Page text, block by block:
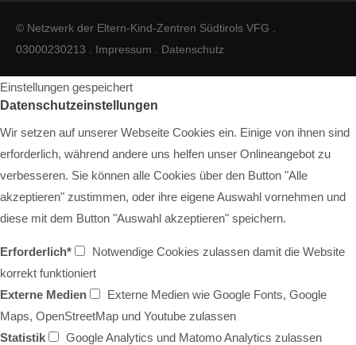
© Netzwerk der Eltern-Kind-Zentren Südtirols VFG .
03000230213 . Impressum Datenschutz
Einstellungen gespeichert
Datenschutzeinstellungen
Wir setzen auf unserer Webseite Cookies ein. Einige von ihnen sind
erforderlich, während andere uns helfen unser Onlineangebot zu
verbesseren. Sie können alle Cookies über den Button "Alle
akzeptieren" zustimmen, oder ihre eigene Auswahl vornehmen und
diese mit dem Button "Auswahl akzeptieren" speichern.
Erforderlich*
Notwendige Cookies zulassen damit die Website
korrekt funktioniert
Externe Medien
Externe Medien wie Google Fonts, Google
Maps, OpenStreetMap und Youtube zulassen
Statistik
Google Analytics und Matomo Analytics zulassen